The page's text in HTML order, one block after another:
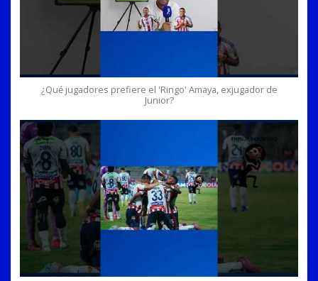
¿Qué jugadores prefiere el 'Ringo' Amaya, exjugador de
Junior?